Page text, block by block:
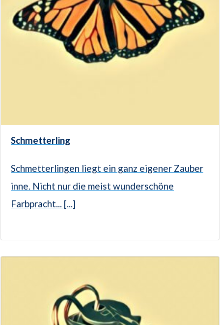
Schmetterling
Schmetterlingen liegt ein ganz eigener Zauber
inne. Nicht nur die meist wunderschöne
Farbpracht... [...]